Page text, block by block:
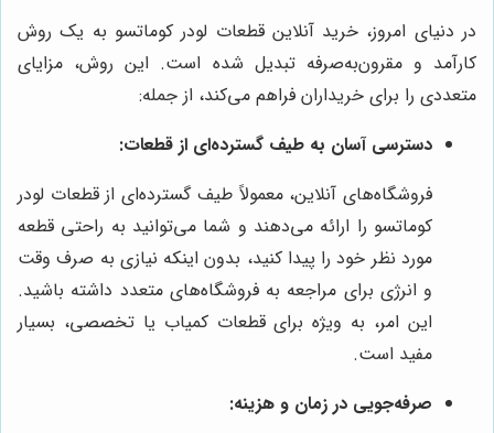
در دنیای امروز، خرید آنلاین قطعات لودر کوماتسو به یک روش
کارآمد و مقرون‌به‌صرفه تبدیل شده است. این روش، مزایای
متعددی را برای خریداران فراهم می‌کند، از جمله:
دسترسی آسان به طیف گسترده‌ای از قطعات:
فروشگاه‌های آنلاین، معمولاً طیف گسترده‌ای از قطعات لودر
کوماتسو را ارائه می‌دهند و شما می‌توانید به راحتی قطعه
مورد نظر خود را پیدا کنید، بدون اینکه نیازی به صرف وقت
و انرژی برای مراجعه به فروشگاه‌های متعدد داشته باشید.
این امر، به ویژه برای قطعات کمیاب یا تخصصی، بسیار
مفید است.
صرفه‌جویی در زمان و هزینه: